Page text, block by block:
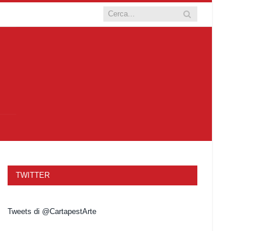
TWITTER
Tweets di @CartapestArte